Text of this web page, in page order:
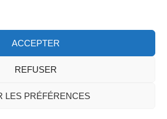
ACCEPTER
REFUSER
LES PRÉFÉRENCES
à 12h et de 13h30 à 18h.